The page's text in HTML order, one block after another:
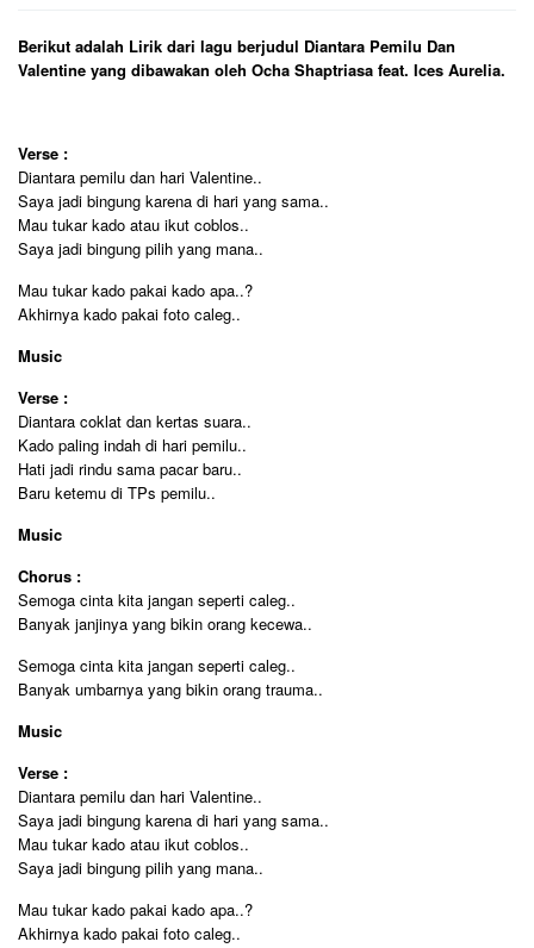
Berikut adalah Lirik dari lagu berjudul Diantara Pemilu Dan
Valentine yang dibawakan oleh Ocha Shaptriasa feat. Ices Aurelia.
Verse :
Diantara pemilu dan hari Valentine..
Saya jadi bingung karena di hari yang sama..
Mau tukar kado atau ikut coblos..
Saya jadi bingung pilih yang mana..
Mau tukar kado pakai kado apa..?
Akhirnya kado pakai foto caleg..
Music
Verse :
Diantara coklat dan kertas suara..
Kado paling indah di hari pemilu..
Hati jadi rindu sama pacar baru..
Baru ketemu di TPs pemilu..
Music
Chorus :
Semoga cinta kita jangan seperti caleg..
Banyak janjinya yang bikin orang kecewa..
Semoga cinta kita jangan seperti caleg..
Banyak umbarnya yang bikin orang trauma..
Music
Verse :
Diantara pemilu dan hari Valentine..
Saya jadi bingung karena di hari yang sama..
Mau tukar kado atau ikut coblos..
Saya jadi bingung pilih yang mana..
Mau tukar kado pakai kado apa..?
Akhirnya kado pakai foto caleg..